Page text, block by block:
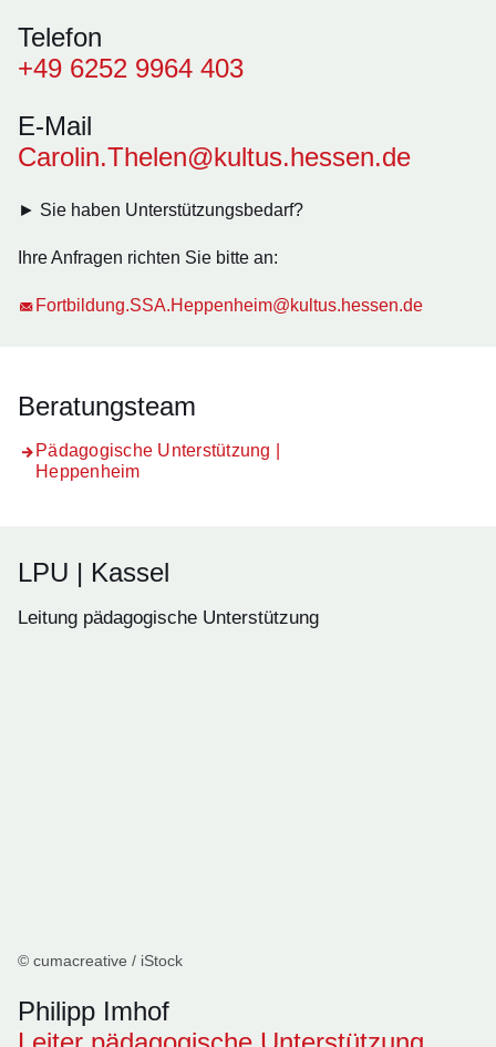
Telefon
+49 6252 9964 403
E-Mail
Carolin.Thelen@kultus.hessen.de
► Sie haben Unterstützungsbedarf?
Ihre Anfragen richten Sie bitte an:
Fortbildung.SSA.Heppenheim@kultus.hessen.de
Beratungsteam
Pädagogische Unterstützung |
Heppenheim
LPU | Kassel
Leitung pädagogische Unterstützung
© cumacreative / iStock
Philipp Imhof